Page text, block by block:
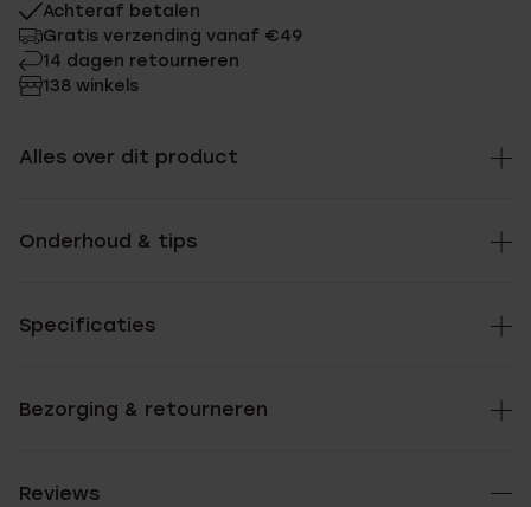
Achteraf betalen
Gratis verzending vanaf €49
14 dagen retourneren
138 winkels
Alles over dit product
Onderhoud & tips
Specificaties
Bezorging & retourneren
Reviews